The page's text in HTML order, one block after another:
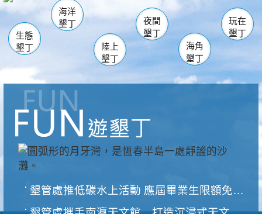
海生館
恆春 佳樂水
龍鑾潭自然中心 森林遊樂區
瓊麻館
關山 墾管處遊客中心
社頂公園 風吹沙
船帆石
白砂 龍磐公園
香蕉灣
砂島
鵝鑾鼻
生態
墾丁
海洋
墾丁
陸上
墾丁
夜間
墾丁
海角
墾丁
玩在
墾丁
墾管處推低碳水上活動 應屆畢業生限額免費參加